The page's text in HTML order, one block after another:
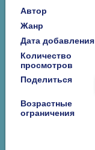
Автор
Жанр
Дата добавления
Количество
просмотров
Поделиться
Возрастные
ограничения